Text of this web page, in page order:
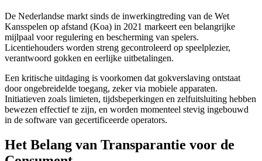
De Nederlandse markt sinds de inwerkingtreding van de Wet
Kansspelen op afstand (Koa) in 2021 markeert een belangrijke
mijlpaal voor regulering en bescherming van spelers.
Licentiehouders worden streng gecontroleerd op speelplezier,
verantwoord gokken en eerlijke uitbetalingen.
Een kritische uitdaging is voorkomen dat gokverslaving ontstaat
door ongebreidelde toegang, zeker via mobiele apparaten.
Initiatieven zoals limieten, tijdsbeperkingen en zelfuitsluiting hebben
bewezen effectief te zijn, en worden momenteel stevig ingebouwd
in de software van gecertificeerde operators.
Het Belang van Transparantie voor de